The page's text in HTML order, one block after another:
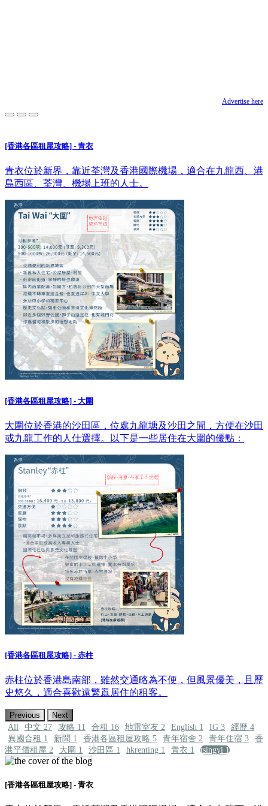
Advertise here
[香港各區租屋攻略] - 青衣
青衣位於新界，靠近荃灣及香港國際機場，適合在九龍西、港
島西區、荃灣、機場上班的人士。
[香港各區租屋攻略] - 大圍
大圍位於香港的沙田區，位處九龍塘及沙田之間，方便在沙田
或九龍工作的人仕選擇。以下是一些居住在大圍的優點：
[香港各區租屋攻略] - 赤柱
赤柱位於香港島南部，雖然交通略為不便，但風景優美，且歷
史悠久，適合喜歡遠繁囂居住的租客。
Previous
Next
All
中文 27 攻略 11 合租 16 地雷室友 2 English 1 IG 3 經歷 4
異國合租 1 新聞 1 香港各區租屋攻略 5 青年宿舍 2 青年住宿 3
香
港平價租屋 2 大圍 1 沙田區 1 hkrenting 1 青衣 1 tsingyi 1
[香港各區租屋攻略] - 青衣